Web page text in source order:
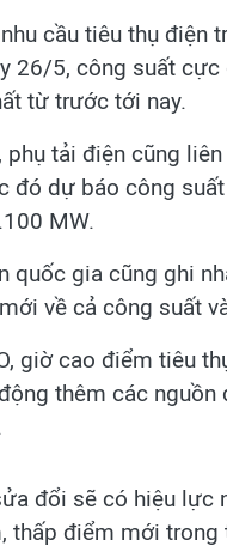
cầu tiêu thụ
26/5, công suất
từ trước tới nay.
phụ tải điện cũng
đó dự báo công
MW.
quốc gia cũng ghi
về cả công suất
giờ cao điểm tiêu
thêm các
đổi sẽ có hiệu lực
thấp điểm mới trong